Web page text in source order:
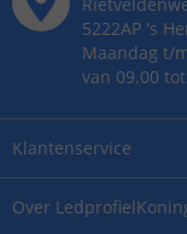
Over
Klantenservice
5222AP 's
Maandag t/
van 09.00